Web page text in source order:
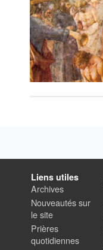
Liens utiles
Archives
Nouveautés sur
le site
Prières
quotidiennes